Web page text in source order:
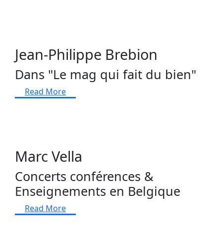
Jean-Philippe Brebion
Dans "Le mag qui fait du bien"
Read More
Marc Vella
Concerts conférences &
Enseignements en Belgique
Read More